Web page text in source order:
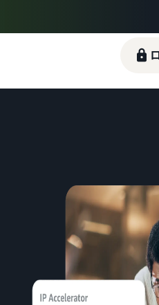
最大787.5万円分の還
できます。
梱包・配送・返品対
て効率的に販売でき
と、さまざまなブラ
典を利用できます。
をテーマ別に一覧で